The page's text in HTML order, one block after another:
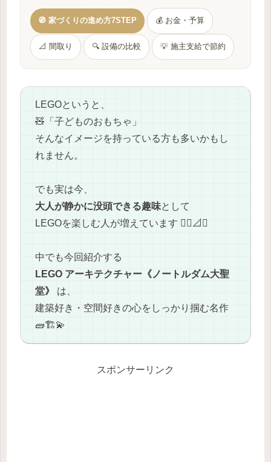
🧭 家づくりの進め方7STEP 💰 お金・予算
📐 間取り 🔍 設備の比較 💡 施主支給で節約
LEGOというと、
🧸「子どものおもちゃ」
そんなイメージを持っている方も多いかもし
れません。
でも実は今、
大人が静かに没頭できる趣味として
LEGOを楽しむ人が増えています 🧘‍♂️📐✨
中でも今回紹介する
LEGO アーキテクチャー《ノートルダム大聖
堂》
は、
建築好き・空間好きの心をしっかり掴む名作
🧱🏗️💫
スポンサーリンク